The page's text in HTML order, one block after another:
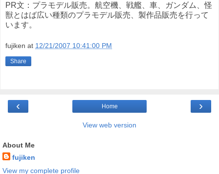
PR文：プラモデル販売。航空機、戦艦、車、ガンダム、怪
獣とはば広い種類のプラモデル販売、製作品販売を行って
います。
fujiken at 12/21/2007 10:41:00 PM
Share
‹ ›
Home
View web version
About Me
fujiken
View my complete profile